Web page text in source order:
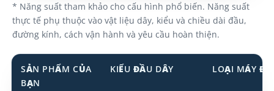
* Năng suất tham khảo cho cấu hình phổ biến. Năng suất
thực tế phụ thuộc vào vật liệu dây, kiểu và chiều dài đầu,
đường kính, cách vận hành và yêu cầu hoàn thiện.
SẢN PHẨM CỦA
BẠN
KIỂU ĐẦU DÂY LOẠI MÁY ĐỀ